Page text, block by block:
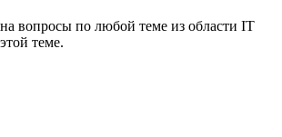
вопросы по любой теме из области IT
теме.